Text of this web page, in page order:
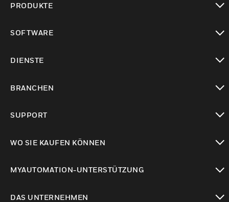
PRODUKTE
SOFTWARE
DIENSTE
BRANCHEN
SUPPORT
WO SIE KAUFEN KÖNNEN
MYAUTOMATION-UNTERSTÜTZUNG
DAS UNTERNEHMEN